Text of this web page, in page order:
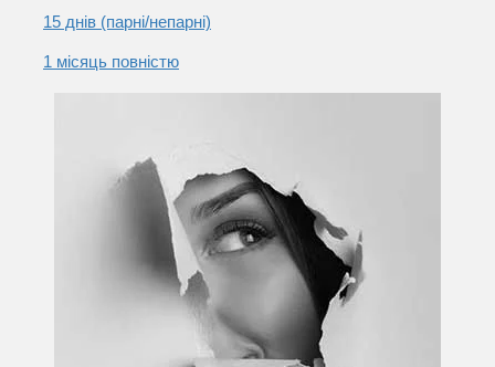
15 днів (парні/непарні)
1 місяць повністю